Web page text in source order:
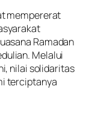
mempererat
Ramadan
Melalui
nilai solidaritas
terciptanya